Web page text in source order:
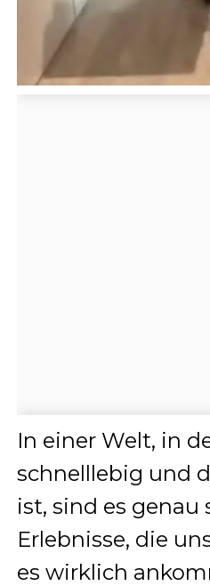
In einer Welt, in
schnelllebig und
ist, sind es genau
Erlebnisse, die
es wirklich